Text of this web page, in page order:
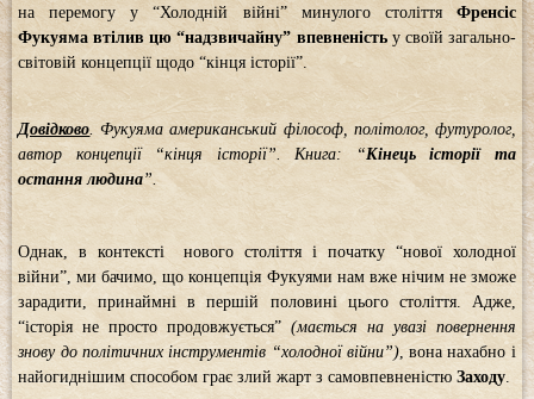
на перемогу у “Холодній війні” минулого століттяФренсіс
Фукуяма втілив цю “надзвичайну” впевненістьу своїй загально-
світовій концепції щодо “кінця історії”.
Довідково . Фукуяма американський філософ, політолог, футуролог,
автор концепції “кінця історії”. Книга: “Кінець історії та
остання людина”.
Однак, в контексті
нового століття і початку “нової холодної
війни”, ми бачимо, що концепція Фукуями нам вже нічим не зможе
зарадити, принаймні в першій половині цього століття. Адже,
“історія не просто продовжується” (мається на увазі повернення
знову до політичних інструментів “холодної війни”), вона нахабно і
найогиднішим способом грає злий жарт з самовпевненістюЗаходу